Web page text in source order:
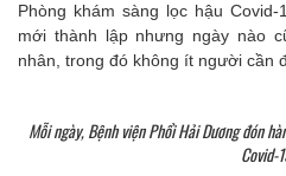
Phòng khám sàng lọc hậu
mới thành lập nhưng ngày nào
nhân, trong đó không ít người cần
Mỗi ngày, Bệnh viện Phổi Hải Dương đón
Covid-